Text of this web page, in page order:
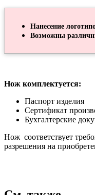
Нанесение
Возможны
Нож комплектуется:
Паспорт изделия
Сертификат
Бухгалтерские
Нож соответствует
разрешения на